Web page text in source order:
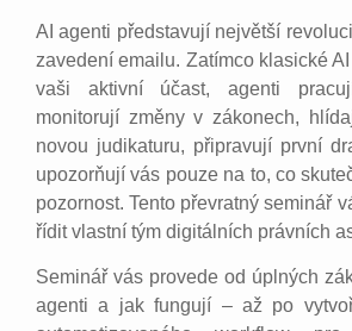
AI agenti představují největší
zavedení emailu. Zatímco klasické
vaši aktivní účast, agenti
monitorují změny v zákonech,
novou judikaturu, připravují první
upozorňují vás pouze na to, co
pozornost. Tento převratný seminář
řídit vlastní tým digitálních právních
Seminář vás provede od úplných
agenti a jak fungují – až po